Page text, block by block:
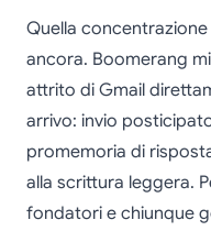
Quella
ancora. Boomerang
attrito di Gmail
arrivo: invio
promemoria di
alla scrittura leggera.
fondatori e chiunque